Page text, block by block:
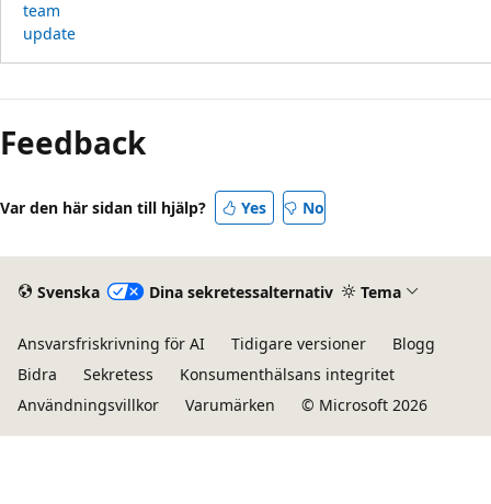
team
update
inaktiverat
Feedback
Var den här sidan till hjälp? Yes No
Svenska Dina sekretessalternativ Tema
Ansvarsfriskrivning för AI Tidigare versioner
Blogg
Bidra
Sekretess
Konsumenthälsans integritet
Användningsvillkor
Varumärken © Microsoft 2026